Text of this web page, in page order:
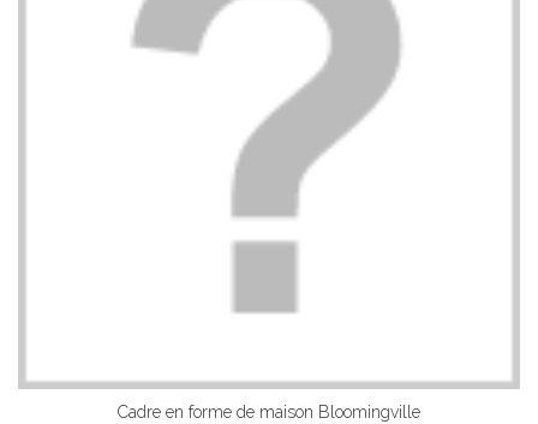
Cadre en forme de maison Bloomingville